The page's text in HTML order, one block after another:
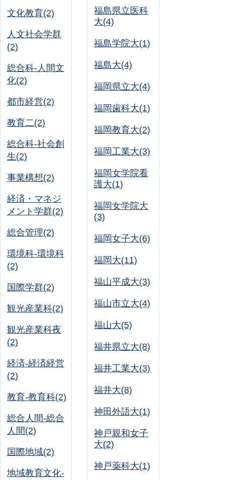
文化教育(2)
人文社会学群
(2)
総合科-人間文
化(2)
都市経営(2)
教育二(2)
総合科-社会創
生(2)
事業構想(2)
経済・マネジ
メント学群(2)
総合管理(2)
環境科-環境科
(2)
国際学群(2)
観光産業科(2)
観光産業科夜
(2)
経済-経済経営
(2)
教育-教育科(2)
総合人間-総合
人間(2)
国際地域(2)
地域教育文化-
福島県立医科
大(4)
福島学院大(1)
福島大(4)
福岡県立大(4)
福岡歯科大(1)
福岡教育大(2)
福岡工業大(3)
福岡女学院看
護大(1)
福岡女学院大
(3)
福岡女子大(6)
福岡大(11)
福山平成大(3)
福山市立大(4)
福山大(5)
福井県立大(8)
福井工業大(3)
福井大(8)
神田外語大(1)
神戸親和女子
大(2)
神戸薬科大(1)